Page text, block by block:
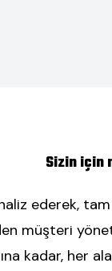
Sizin için
ederek,
müşteri
kadar, her